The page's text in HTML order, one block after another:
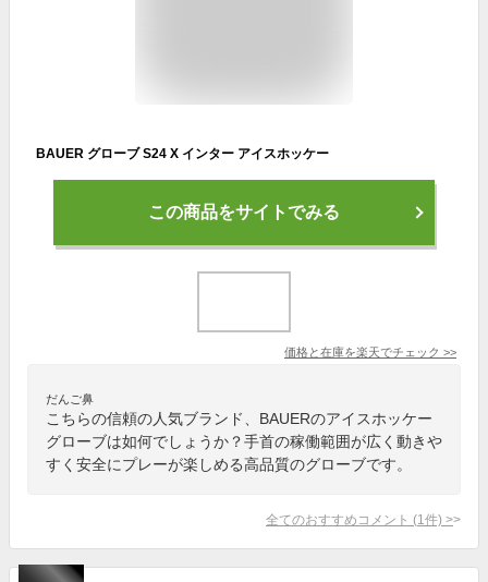
BAUER グローブ S24 X インター アイスホッケー
この商品をサイトでみる
価格と在庫を楽天でチェック >>
だんご鼻
こちらの信頼の人気ブランド、BAUERのアイスホッケー
グローブは如何でしょうか？手首の稼働範囲が広く動きや
すく安全にプレーが楽しめる高品質のグローブです。
全てのおすすめコメント (1 件) >